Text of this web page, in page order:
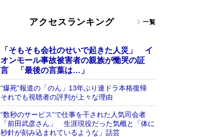
アクセスランキング 一覧
「そもそも会社のせいで起きた人災」 イ
オンモール事故被害者の親族が慟哭の証
言 「最後の言葉は…」
“爆死”報道の「のん」13年ぶり連ドラ本格復帰
それでも視聴者の評判が上々な理由
“数秒のサービス”で仕事を干された人気司会者
「前田武彦さん」 生涯現役だった気概と「体に
秒針が刻み込まれているような」話芸